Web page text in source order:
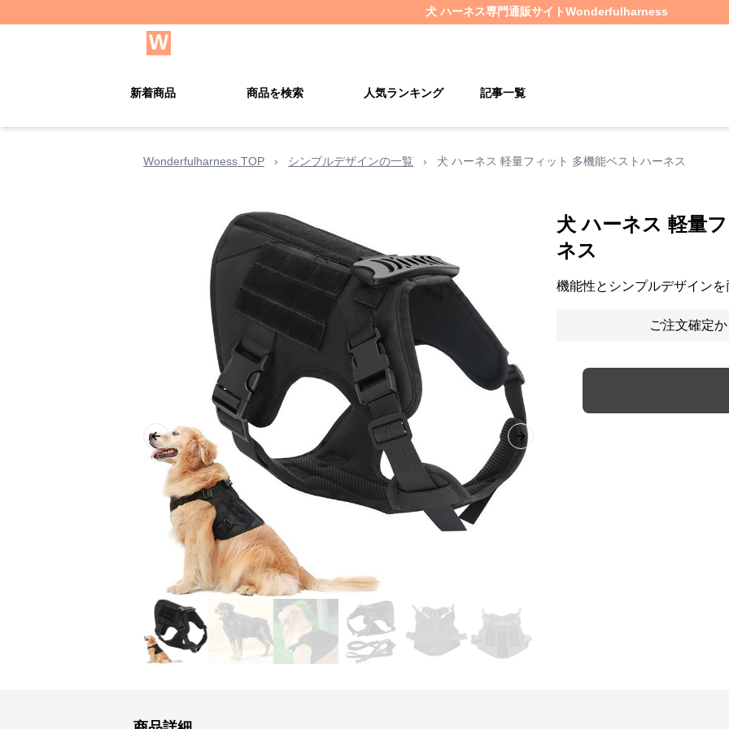
犬 ハーネス専門通販サイトWonderfulharness
新着商品 商品を検索 人気ランキング 記事一覧
Wonderfulharness TOP › シンプルデザインの一覧 › 犬 ハーネス 軽量フィット 多機能ベストハーネス
Previous slide Next slide
犬 ハーネス 軽量
ネス
機能性とシンプルデザイン
ご注文確定